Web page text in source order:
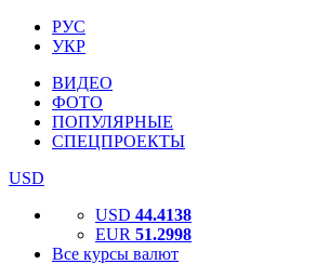
РУС
УКР
ВИДЕО
ФОТО
ПОПУЛЯРНЫЕ
СПЕЦПРОЕКТЫ
USD
USD 44.4138
EUR 51.2998
Все курсы валют